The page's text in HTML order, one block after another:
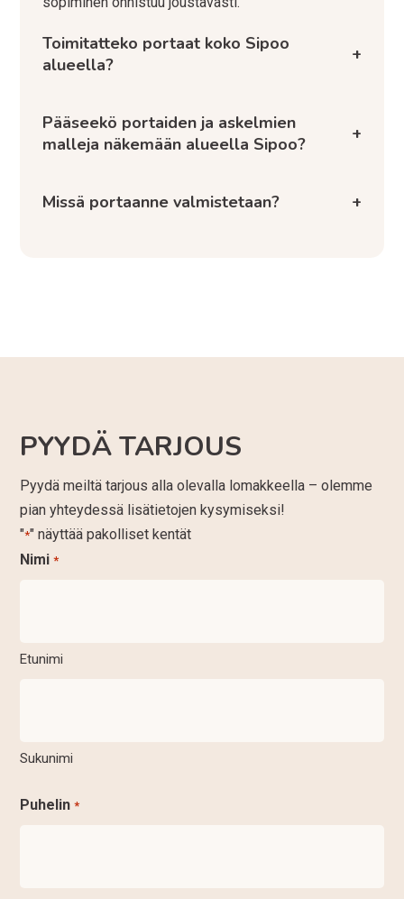
Toimitatteko portaat koko Sipoo
alueella?
+
Pääseekö portaiden ja askelmien
malleja näkemään alueella Sipoo?
+
Missä portaanne valmistetaan? +
PYYDÄ TARJOUS
Pyydä meiltä tarjous alla olevalla lomakkeella – olemme
pian yhteydessä lisätietojen kysymiseksi!
"*" näyttää pakolliset kentät
Nimi *
Etunimi
Sukunimi
Puhelin *